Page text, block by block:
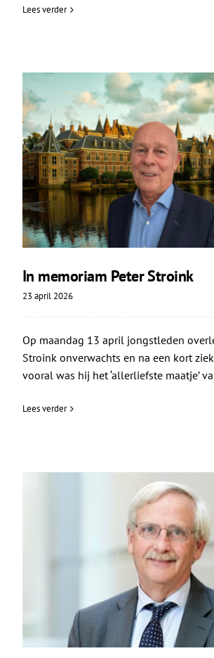
Lees verder
In memoriam Peter Stroink
23 april 2026
Op maandag 13 april jongstleden
Stroink onverwachts en na een kort
vooral was hij het ‘allerliefste maatje’
Lees verder